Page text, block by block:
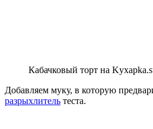
Кабачковый торт на
Добавляем муку, в которую
разрыхлитель теста.